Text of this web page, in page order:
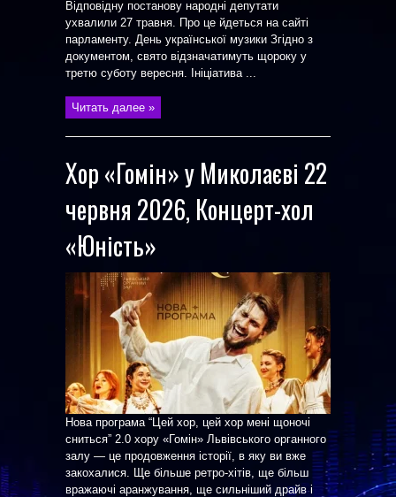
Відповідну постанову народні депутати
ухвалили 27 травня. Про це йдеться на сайті
парламенту. День української музики Згідно з
документом, свято відзначатимуть щороку у
третю суботу вересня. Ініціатива ...
Читать далее »
Хор «Гомін» у Миколаєві 22
червня 2026, Концерт-хол
«Юність»
Нова програма “Цей хор, цей хор мені щоночі
сниться” 2.0 хору «Гомін» Львівського органного
залу — це продовження історії, в яку ви вже
закохалися. Ще більше ретро-хітів, ще більш
вражаючі аранжування, ще сильніший драйв і